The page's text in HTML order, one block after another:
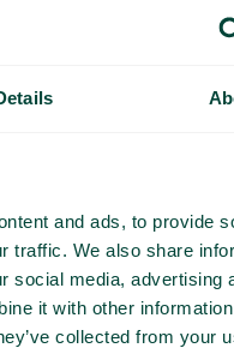
and ads, to provide
traffic. We also share
social media, advertising
it with other
collected from your